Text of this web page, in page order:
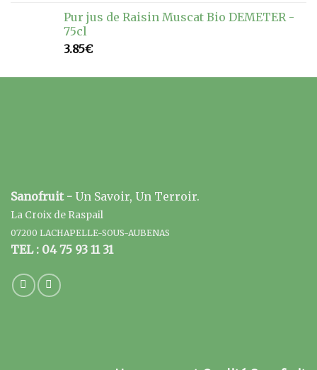
Pur jus de Raisin Muscat Bio DEMETER -
75cl
3.85€
Sanofruit - Un Savoir, Un Terroir.
La Croix de Raspail
07200 LACHAPELLE-SOUS-AUBENAS
TEL : 04 75 93 11 31